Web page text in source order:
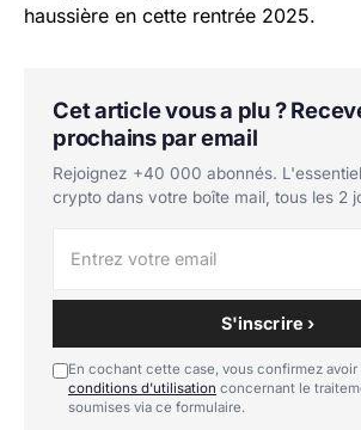
haussière en cette rentrée 2025.
Cet article vous a plu ?
prochains par email
Rejoignez +40 000 abonnés.
crypto dans votre boîte mail, tous les 2
S'inscrire ›
En cochant cette case, vous confirmez
conditions d'utilisation concernant le
soumises via ce formulaire.